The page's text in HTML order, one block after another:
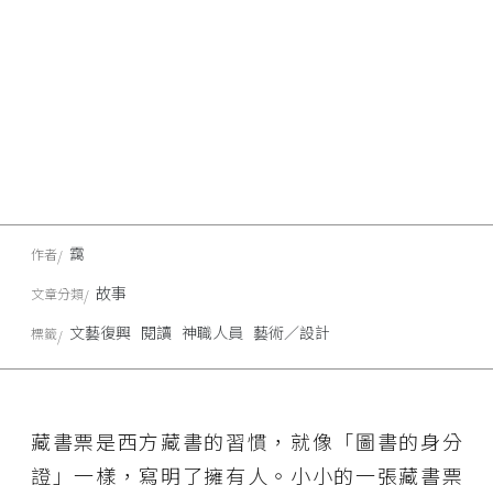
藏書票是西方藏書的習慣，就像「圖書的身分
證」一樣，寫明了擁有人。小小的一張藏書票
作者 靄
文章分類 故事
標籤 文藝復興 閱讀 神職人員 藝術／設計